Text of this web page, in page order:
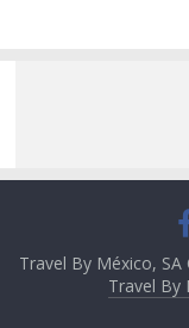
Travel By México,
Travel By